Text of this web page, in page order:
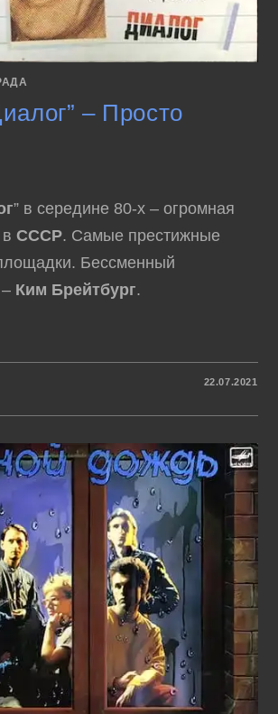
– Просто
” в середине 80-х – огромная
вСССР. Самые престижные
Бессменный
Ким Брейтбург.
22.07.2021